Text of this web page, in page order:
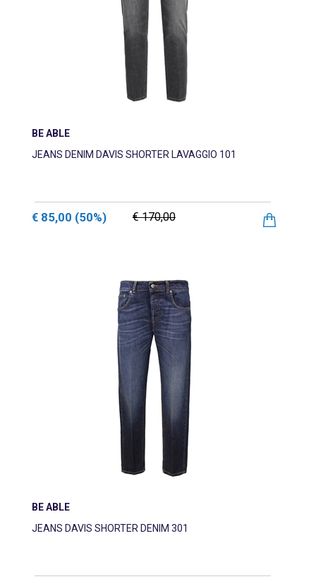
BE ABLE
JEANS DENIM DAVIS SHORTER LAVAGGIO 101
€ 85,00 (50%) € 170,00
BE ABLE
JEANS DAVIS SHORTER DENIM 301